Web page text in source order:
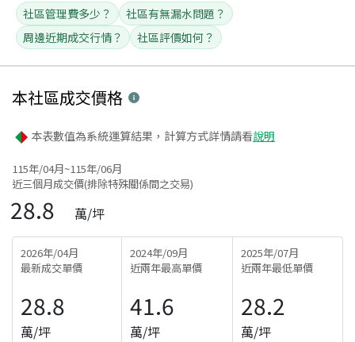
社區管理費多少？
社區有無漏水問題？
周邊近期成交行情？
社區評價如何？
本社區成交價格
本表數值為系統運算結果，計算方式詳情請看說明
115年/04月~115年/06月
近三個月成交價(排除特殊關係間之交易)
28.8 萬/坪
2026年/04月
最新成交單價
28.8
萬/坪
2024年/09月
近兩年最高單價
41.6
萬/坪
2025年/07月
近兩年最低單價
28.2
萬/坪